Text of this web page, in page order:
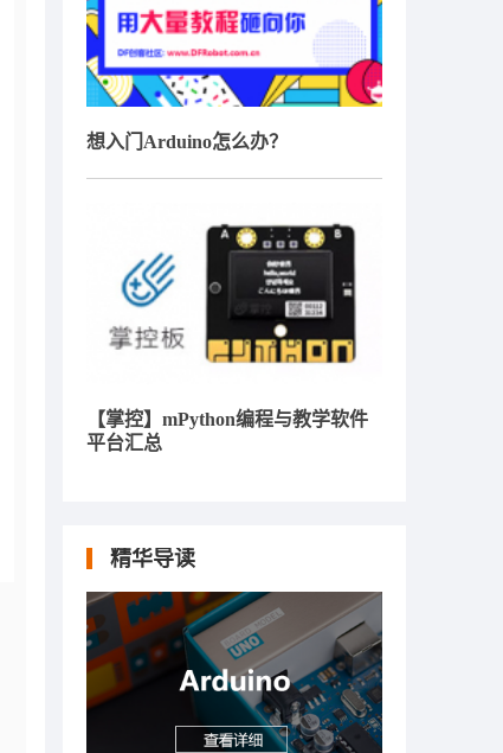
想入门Arduino怎么办？
【掌控】mPython编程与教学软件
平台汇总
精华导读